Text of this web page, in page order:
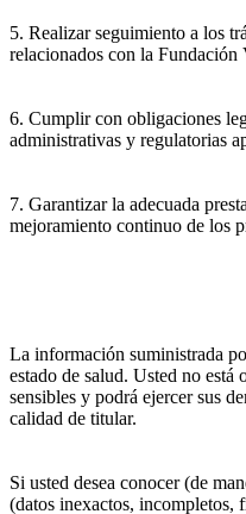
5. Realizar seguimiento a los
relacionados con la
6. Cumplir con obligaciones
administrativas y regulatorias
7. Garantizar la adecuada
mejoramiento continuo de los
La información suministrada
estado de salud. Usted no está
sensibles y podrá ejercer sus
calidad de titular.
Si usted desea conocer (de
(datos inexactos, incompletos,